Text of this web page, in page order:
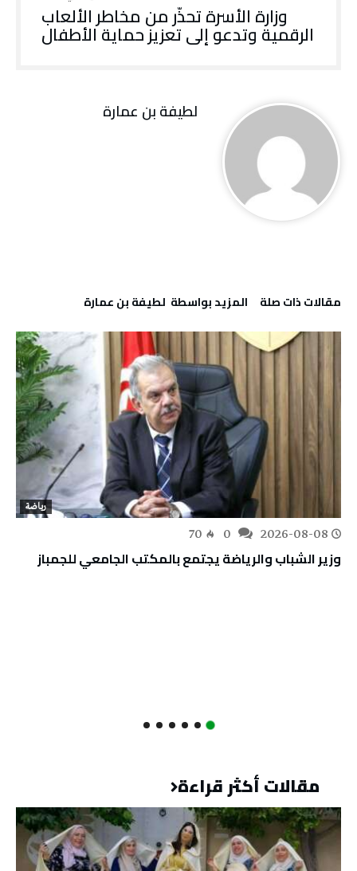
وزارة الأسرة تحذّر من مخاطر الألعاب
الرقمية وتدعو إلى تعزيز حماية الأطفال
لطيفة بن عمارة
‫مقالات ذات صلة‬ ‫‫المزيد بواسطة‬ ‬ لطيفة بن عمارة
رياضة
2026-08-08
70
وزير الشباب والرياضة يجتمع بالمكتب الجامعي للجمباز
مقالات أكثر قراءة